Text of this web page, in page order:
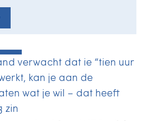
verwacht dat ie “tien uur
kan je aan de
wat je wil – dat heeft
zin